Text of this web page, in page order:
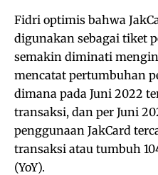
Fidri optimis bahwa
digunakan sebagai tiket
semakin diminati
mencatat pertumbuhan
dimana pada Juni 2022
transaksi, dan per Juni
penggunaan JakCard
transaksi atau tumbuh
(YoY).